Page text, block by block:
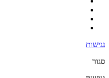
נגישות
סגור